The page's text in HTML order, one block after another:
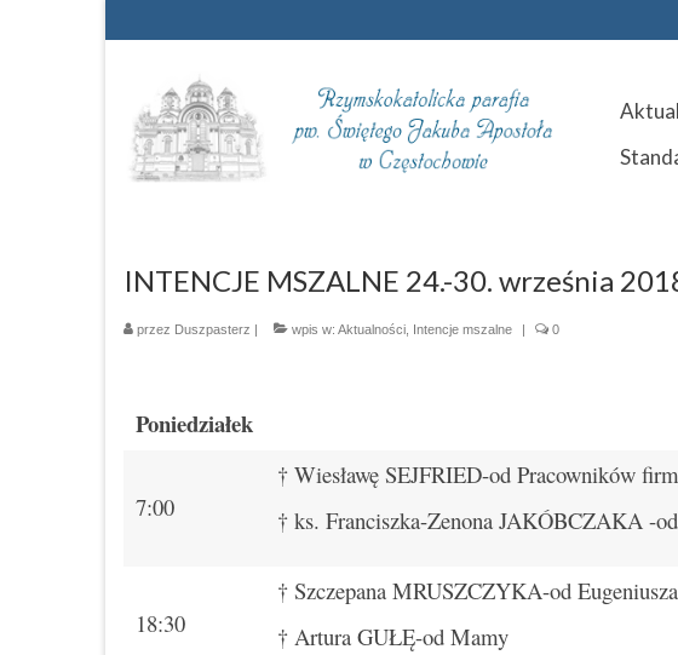
INTENCJE MSZALNE 24.-30. września
przez Duszpasterz wpis w: Aktualności Intencje mszalne 0
Poniedziałek
7:00
† Wiesławę SEJFRIED-od Pracowników
† ks. Franciszka-Zenona JAKÓBCZAKA -
18:30
† Szczepana MRUSZCZYKA-od
† Artura GUŁĘ-od Mamy